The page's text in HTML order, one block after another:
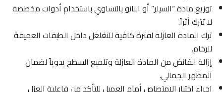
توزيع مادة “السيلر” أو النانو بالتساوي باستخدام أدوات مخصصة
لا تترك أثراً.
ترك المادة العازلة لفترة كافية للتغلغل داخل الطبقات العميقة
للرخام.
إزالة الفائض من المادة العازلة وتلميع السطح يدوياً لضمان
المظهر الجمالي.
إجراء اختبار الامتصاص أمام العميل للتأكد من فاعلية العزل